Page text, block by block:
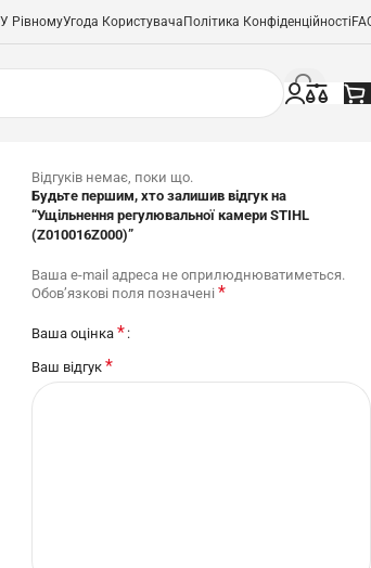
РівномуУгода Користувача Політика Конфіденційності
Відгуків немає, поки що.
Будьте першим, хто залишив відгук на
“Ущільнення регулювальної камери STIHL
(Z010016Z000)”
Ваша e-mail адреса не оприлюднюватиметься.
Обов’язкові поля позначені *
Ваша оцінка *
Ваш відгук *